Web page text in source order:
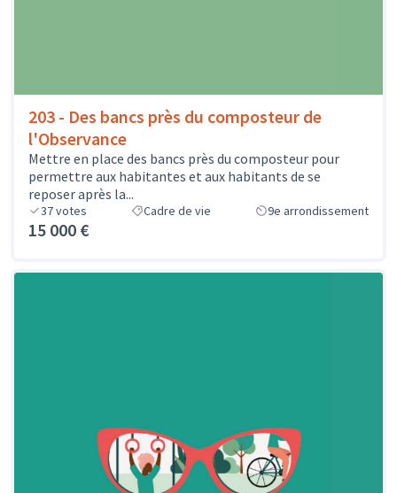
203 - Des bancs près du composteur de
l'Observance
Mettre en place des bancs près du composteur pour
permettre aux habitantes et aux habitants de se
reposer après la...
37votes Cadre de vie 9e arrondissement
15 000 €